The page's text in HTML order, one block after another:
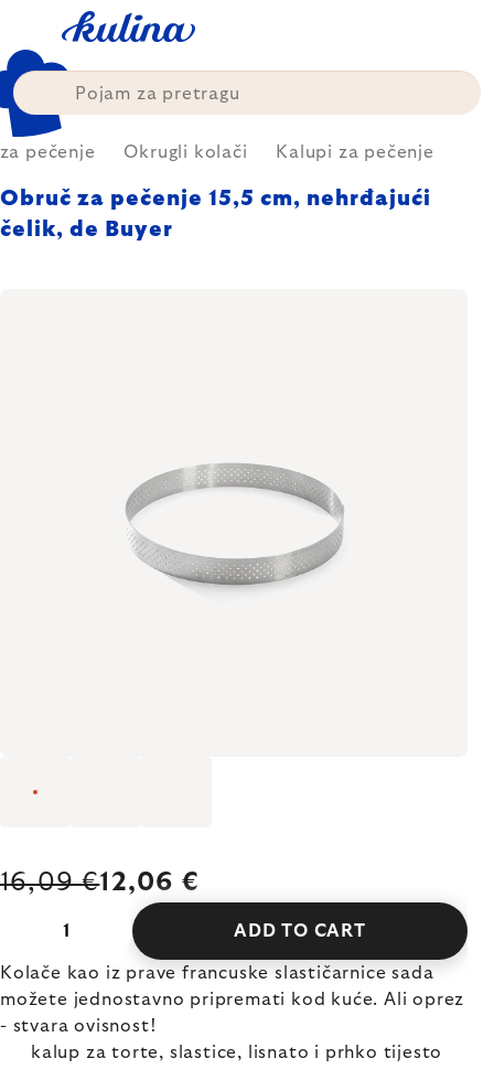
content
pečenje Okrugli kolači Kalupi za pečenje
Obruč za pečenje 15,5 cm, nehrđajući
čelik, de Buyer
16,09 €12,06 €
ADD TO CART
Kolače kao iz prave francuske slastičarnice sada
možete jednostavno pripremati kod kuće. Ali oprez
- stvara ovisnost!
kalup za torte, slastice, lisnato i prhko tijesto